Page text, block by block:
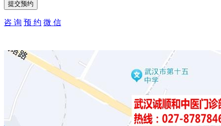
咨 询 预 约 微 信